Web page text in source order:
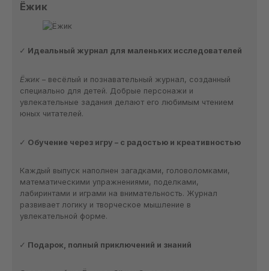
Ёжик
Идеальный журнал для маленьких исследователей
Ёжик– весёлый и познавательный журнал, созданный
специально для детей. Добрые персонажи и
увлекательные задания делают его любимым чтением
юных читателей.
Обучение через игру – с радостью и креативностью
Каждый выпуск наполнен загадками, головоломками,
математическими упражнениями, поделками,
лабиринтами и играми на внимательность. Журнал
развивает логику и творческое мышление в
увлекательной форме.
Подарок, полный приключений и знаний